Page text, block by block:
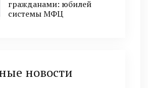
гражданами: юбилей
системы МФЦ
новости